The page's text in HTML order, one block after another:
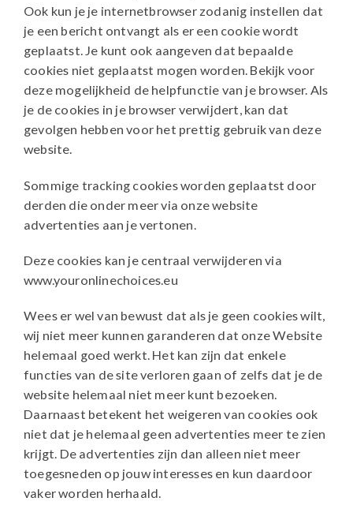
Ook kun je je internetbrowser zodanig instellen dat
je een bericht ontvangt als er een cookie wordt
geplaatst. Je kunt ook aangeven dat bepaalde
cookies niet geplaatst mogen worden. Bekijk voor
deze mogelijkheid de helpfunctie van je browser. Als
je de cookies in je browser verwijdert, kan dat
gevolgen hebben voor het prettig gebruik van deze
website.
Sommige tracking cookies worden geplaatst door
derden die onder meer via onze website
advertenties aan je vertonen.
Deze cookies kan je centraal verwijderen via
www.youronlinechoices.eu
Wees er wel van bewust dat als je geen cookies wilt,
wij niet meer kunnen garanderen dat onze Website
helemaal goed werkt. Het kan zijn dat enkele
functies van de site verloren gaan of zelfs dat je de
website helemaal niet meer kunt bezoeken.
Daarnaast betekent het weigeren van cookies ook
niet dat je helemaal geen advertenties meer te zien
krijgt. De advertenties zijn dan alleen niet meer
toegesneden op jouw interesses en kun daardoor
vaker worden herhaald.